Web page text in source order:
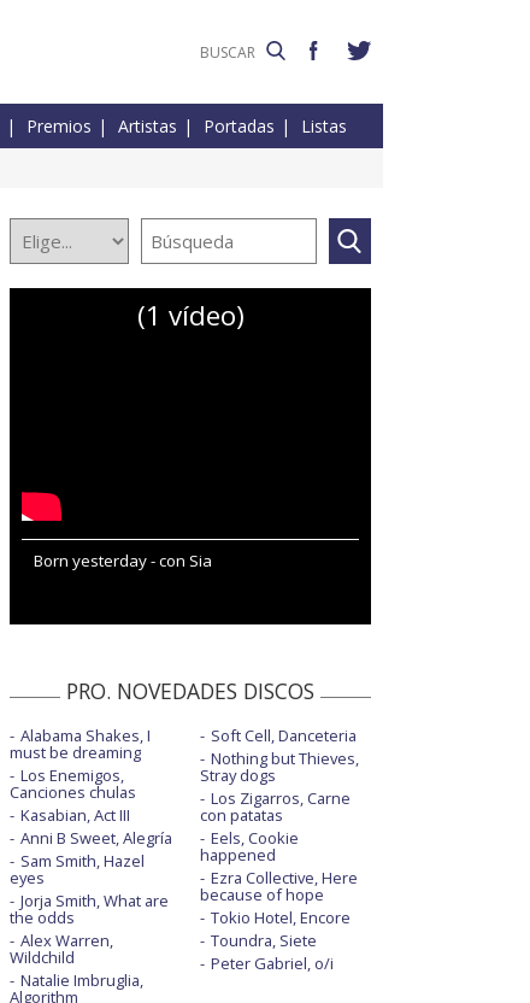
Premios Artistas Portadas Listas
(1 vídeo)
Born yesterday - con Sia
PRO. NOVEDADES DISCOS
Alabama Shakes, I
must be dreaming
Los Enemigos,
Canciones chulas
Kasabian, Act III
Anni B Sweet, Alegría
Sam Smith, Hazel
eyes
Jorja Smith, What are
the odds
Alex Warren,
Wildchild
Natalie Imbruglia,
Algorithm
Soft Cell, Danceteria
Nothing but Thieves,
Stray dogs
Los Zigarros, Carne
con patatas
Eels, Cookie
happened
Ezra Collective, Here
because of hope
Tokio Hotel, Encore
Toundra, Siete
Peter Gabriel, o/i